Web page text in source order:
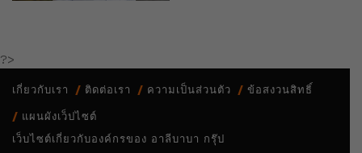
?>
เกี่ยวกับเรา ติดต่อเรา ความเป็นส่วนตัว ข้อสงวนสิทธิ์
แผนผังเว็ปไซต์
เว็บไซต์เกี่ยวกับองค์กรของ อาลีบาบา กรุ๊ป